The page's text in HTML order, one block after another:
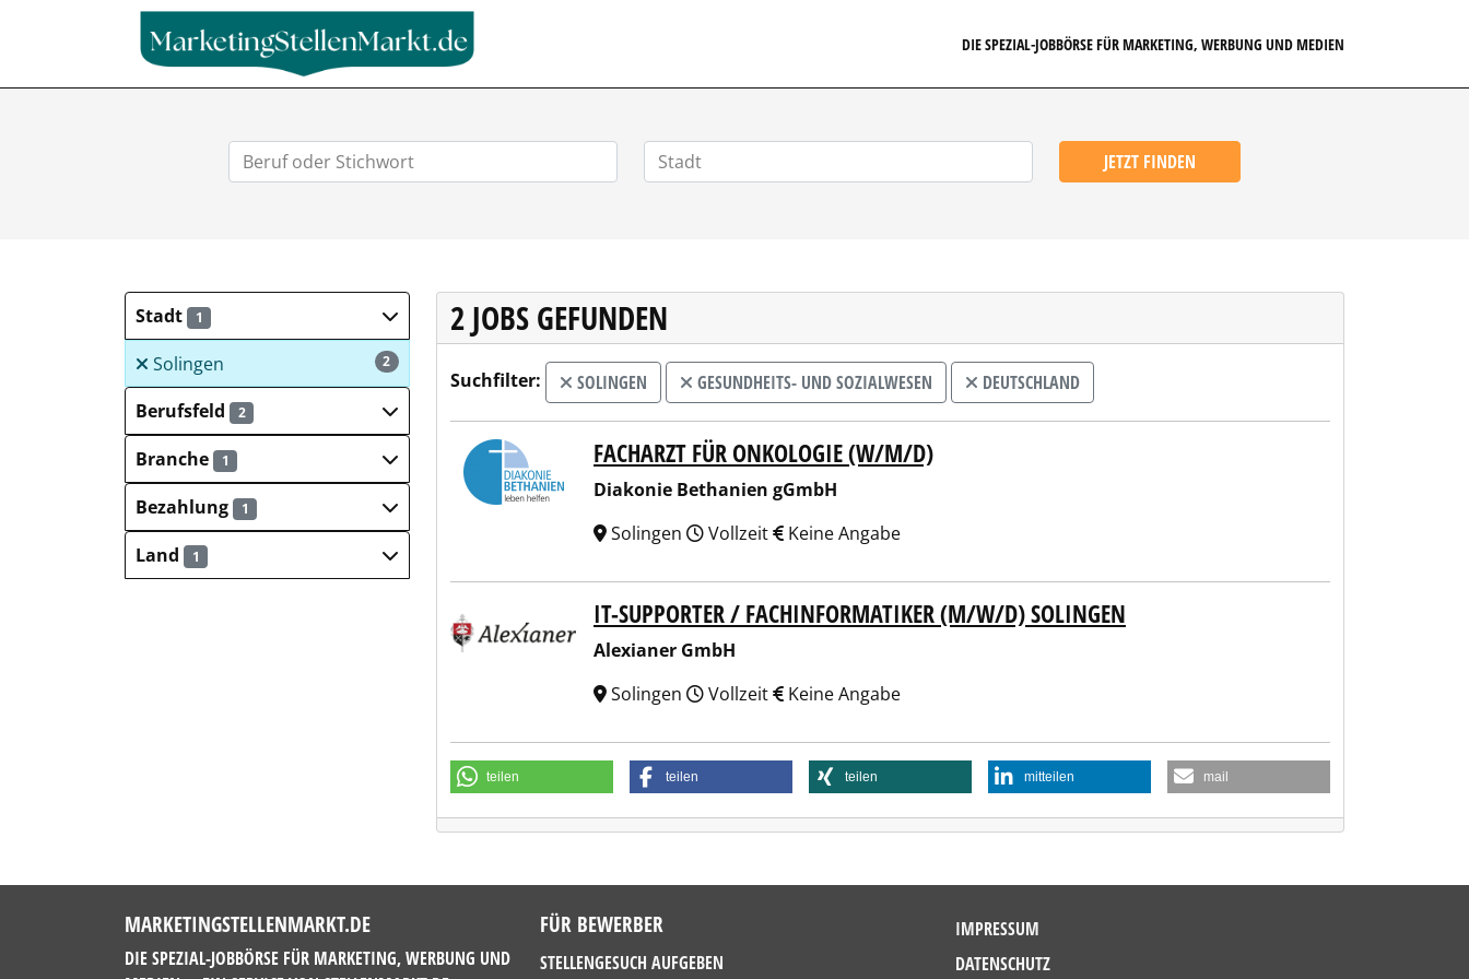
DIE SPEZIAL-JOBBÖRSE FÜR MARKETING, WERBUNG UND MEDIEN
JETZT FINDEN
Stadt 1
2
Solingen
Berufsfeld
2
Branche 1
Bezahlung 1
Land 1
2 JOBS GEFUNDEN
Suchfilter: SOLINGEN GESUNDHEITS- UND SOZIALWESEN DEUTSCHLAND
Diakonie Bethanien gGmbHFACHARZT FÜR ONKOLOGIE (W/M/D)
Diakonie Bethanien gGmbH
Solingen
Vollzeit Keine Angabe
Alexianer GmbH IT-SUPPORTER / FACHINFORMATIKER (M/W/D) SOLINGEN
Alexianer GmbH
Solingen
Vollzeit Keine Angabe
teilen teilen teilen mitteilen mail
MARKETINGSTELLENMARKT.DE
DIE SPEZIAL-JOBBÖRSE FÜR MARKETING, WERBUNG UND
FÜR BEWERBER
STELLENGESUCH AUFGEBEN
IMPRESSUM
DATENSCHUTZ